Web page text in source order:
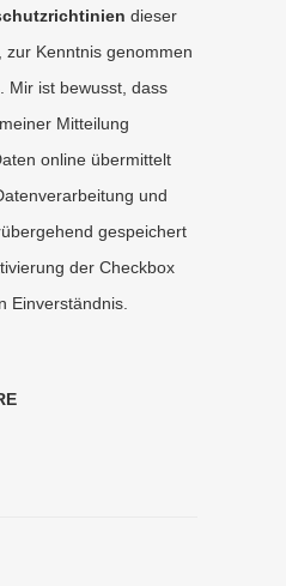
dieser
zur Kenntnis genommen
Mir ist bewusst, dass
Mitteilung
online übermittelt
und
gespeichert
der Checkbox
Einverständnis.